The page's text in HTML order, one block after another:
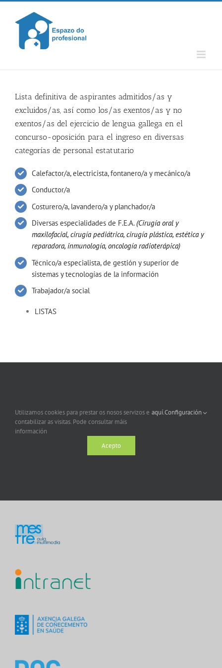
Skip
content
Lista definitiva de aspirantes admitidos/as y
excluidos/as, así como los/as exentos/as y no
exentos/as del ejercicio de lengua gallega en el
concurso-oposición para el ingreso en diversas
categorías de personal estatutario
Calefactor/a, electricista, fontanero/a y mecánico/a
Conductor/a
Costurero/a, lavandero/a y planchador/a
Diversas especialidades de F.E.A. (Cirugía oral y
maxilofacial, cirugía pediátrica, cirugía plástica, estética y
reparadora, inmunología, oncología radioterápica)
Técnico/a especialista, de gestión y superior de
sistemas y tecnologías de la información
Trabajador/a social
LISTAS
Utilizamos cookies para prestar os nosos servizos e
contabilizar as visitas. Pode consultar máis
información
aquí.Configuración
Acepto